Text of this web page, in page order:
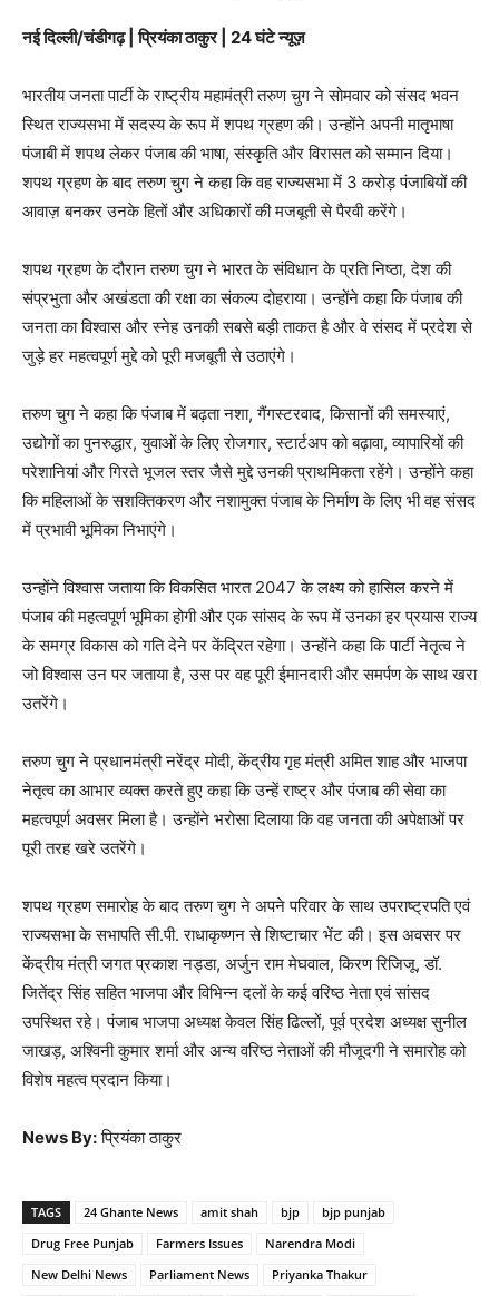
नई दिल्ली/चंडीगढ़ | प्रियंका ठाकुर | 24 घंटे न्यूज़
भारतीय जनता पार्टी के राष्ट्रीय महामंत्री तरुण चुग ने सोमवार को संसद भवन
स्थित राज्यसभा में सदस्य के रूप में शपथ ग्रहण की। उन्होंने अपनी मातृभाषा
पंजाबी में शपथ लेकर पंजाब की भाषा, संस्कृति और विरासत को सम्मान दिया।
शपथ ग्रहण के बाद तरुण चुग ने कहा कि वह राज्यसभा में 3 करोड़ पंजाबियों की
आवाज़ बनकर उनके हितों और अधिकारों की मजबूती से पैरवी करेंगे।
शपथ ग्रहण के दौरान तरुण चुग ने भारत के संविधान के प्रति निष्ठा, देश की
संप्रभुता और अखंडता की रक्षा का संकल्प दोहराया। उन्होंने कहा कि पंजाब की
जनता का विश्वास और स्नेह उनकी सबसे बड़ी ताकत है और वे संसद में प्रदेश से
जुड़े हर महत्वपूर्ण मुद्दे को पूरी मजबूती से उठाएंगे।
तरुण चुग ने कहा कि पंजाब में बढ़ता नशा, गैंगस्टरवाद, किसानों की समस्याएं,
उद्योगों का पुनरुद्धार, युवाओं के लिए रोजगार, स्टार्टअप को बढ़ावा, व्यापारियों की
परेशानियां और गिरते भूजल स्तर जैसे मुद्दे उनकी प्राथमिकता रहेंगे। उन्होंने कहा
कि महिलाओं के सशक्तिकरण और नशामुक्त पंजाब के निर्माण के लिए भी वह संसद
में प्रभावी भूमिका निभाएंगे।
उन्होंने विश्वास जताया कि विकसित भारत 2047 के लक्ष्य को हासिल करने में
पंजाब की महत्वपूर्ण भूमिका होगी और एक सांसद के रूप में उनका हर प्रयास राज्य
के समग्र विकास को गति देने पर केंद्रित रहेगा। उन्होंने कहा कि पार्टी नेतृत्व ने
जो विश्वास उन पर जताया है, उस पर वह पूरी ईमानदारी और समर्पण के साथ खरा
उतरेंगे।
तरुण चुग ने प्रधानमंत्री नरेंद्र मोदी, केंद्रीय गृह मंत्री अमित शाह और भाजपा
नेतृत्व का आभार व्यक्त करते हुए कहा कि उन्हें राष्ट्र और पंजाब की सेवा का
महत्वपूर्ण अवसर मिला है। उन्होंने भरोसा दिलाया कि वह जनता की अपेक्षाओं पर
पूरी तरह खरे उतरेंगे।
शपथ ग्रहण समारोह के बाद तरुण चुग ने अपने परिवार के साथ उपराष्ट्रपति एवं
राज्यसभा के सभापति सी.पी. राधाकृष्णन से शिष्टाचार भेंट की। इस अवसर पर
केंद्रीय मंत्री जगत प्रकाश नड्डा, अर्जुन राम मेघवाल, किरण रिजिजू, डॉ.
जितेंद्र सिंह सहित भाजपा और विभिन्न दलों के कई वरिष्ठ नेता एवं सांसद
उपस्थित रहे। पंजाब भाजपा अध्यक्ष केवल सिंह ढिल्लों, पूर्व प्रदेश अध्यक्ष सुनील
जाखड़, अश्विनी कुमार शर्मा और अन्य वरिष्ठ नेताओं की मौजूदगी ने समारोह को
विशेष महत्व प्रदान किया।
News By:प्रियंका ठाकुर
TAGS 24 Ghante News amit shah bjp
bjp punjab
Drug Free Punjab
Farmers Issues
Narendra Modi
New Delhi News
Parliament News
Priyanka Thakur